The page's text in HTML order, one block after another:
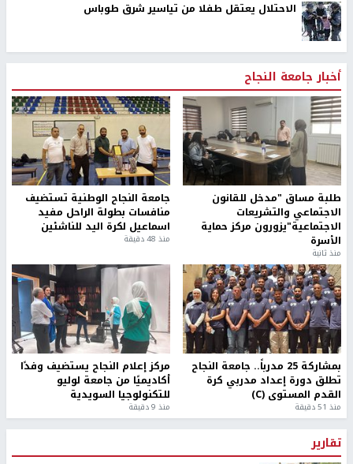
الذهب: شراء 1284- بيع 1285
الفضة: شراء 15.00- بيع 15.50
للاشتراك بخدمة الرسائل القصيرة SMS للحصول على أسعار العملات
بشكل يومي وأخبار اقتصادية أخرى من سعر الذهب والفضة واسعار
النفط في الأسواق العالمية، وسوق فلسطين وغيره من الاخبار التي
تهمكم، ارسل كلمة "سجل اقتصاد" او "sub econ" على الرقم
37192.
رابط قصير
https://nn.najah.edu/4499/
الكلمات المفتاحية
العملات
معادن
اخر الأخبار
مواطناً من مخيم قلنديا